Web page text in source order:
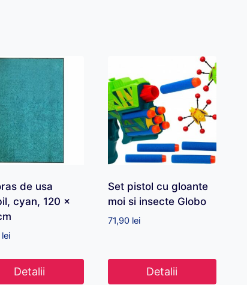
de usa
cyan, 120 x
lei
Detalii
Set pistol cu gloante
moi si insecte Globo
71,90 lei
Detalii